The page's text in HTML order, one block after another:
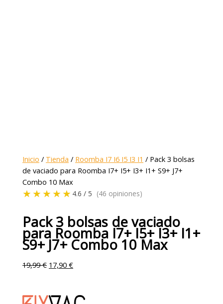
Inicio / Tienda / Roomba I7 I6 I5 I3 I1 / Pack 3 bolsas
de vaciado para Roomba I7+ I5+ I3+ I1+ S9+ J7+
Combo 10 Max
★★★★★ 4.6 / 5 (46 opiniones)
Pack 3 bolsas de vaciado
para Roomba I7+ I5+ I3+ I1+
S9+ J7+ Combo 10 Max
19,99€ 17,90€